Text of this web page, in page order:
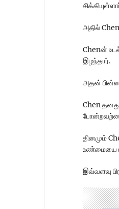
அதில்
Chenன்
இழந்தார்.
அதன்
Chen
போன்றவற்றை
தினமும்
உண்மையை
இவ்வளவு